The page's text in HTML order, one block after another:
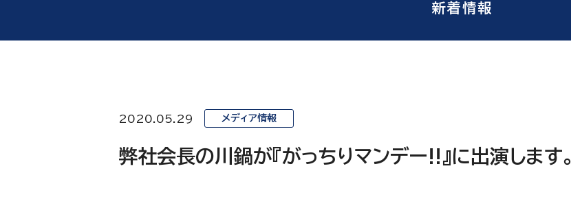
新着情報
2020.05.29 メディア情報
弊社会長の川鍋が『がっちりマンデー!!』に出演します。